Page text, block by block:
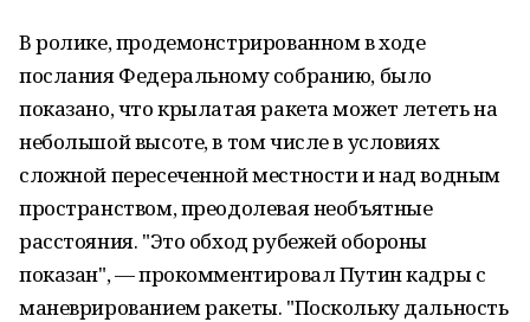
В ролике, продемонстрированном в ходе
послания Федеральному собранию, было
показано, что крылатая ракета может лететь на
небольшой высоте, в том числе в условиях
сложной пересеченной местности и над водным
пространством, преодолевая необъятные
расстояния. "Это обход рубежей обороны
показан", — прокомментировал Путин кадры с
маневрированием ракеты. "Поскольку дальность